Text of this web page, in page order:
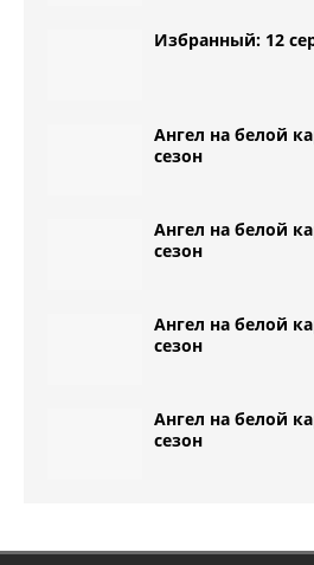
Избранный: 12
Ангел на белой
сезон
Ангел на белой
сезон
Ангел на белой
сезон
Ангел на белой
сезон